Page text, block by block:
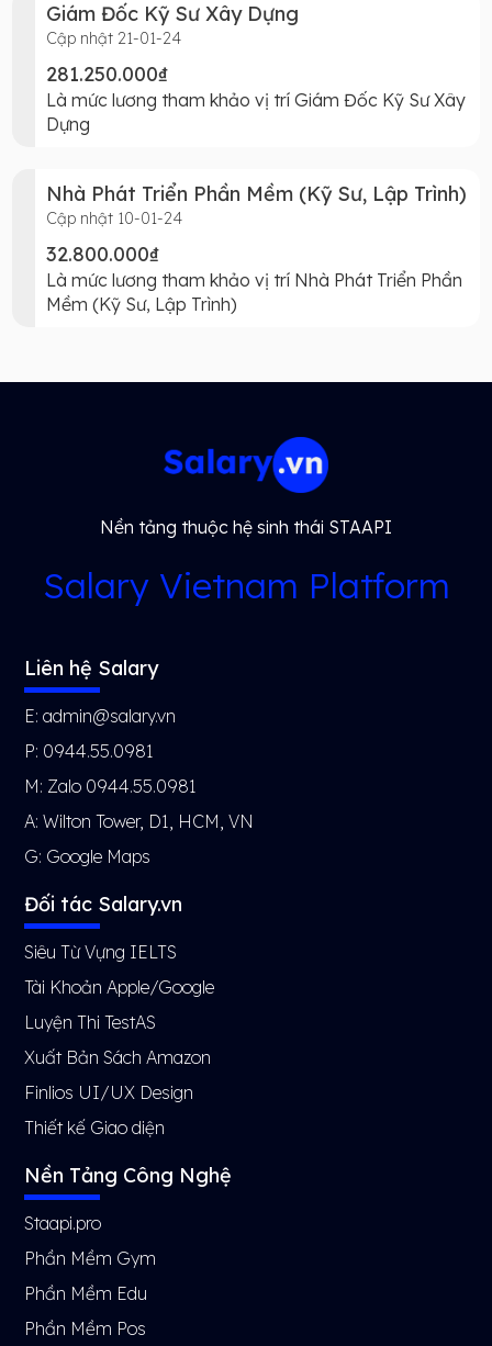
Giám Đốc Kỹ Sư Xây Dựng
Cập nhật 21-01-24
281.250.000₫
Là mức lương tham khảo vị trí Giám Đốc Kỹ Sư Xây
Dựng
Nhà Phát Triển Phần Mềm (Kỹ Sư, Lập Trình)
Cập nhật 10-01-24
32.800.000₫
Là mức lương tham khảo vị trí Nhà Phát Triển Phần
Mềm (Kỹ Sư, Lập Trình)
Nền tảng thuộc hệ sinh thái STAAPI
Salary Vietnam Platform
Liên hệ Salary
E: admin@salary.vn
P: 0944.55.0981
M: Zalo 0944.55.0981
A: Wilton Tower, D1, HCM, VN
G: Google Maps
Đối tác Salary.vn
Siêu Từ Vựng IELTS
Tài Khoản Apple/Google
Luyện Thi TestAS
Xuất Bản Sách Amazon
Finlios UI/UX Design
Thiết kế Giao diện
Nền Tảng Công Nghệ
Staapi.pro
Phần Mềm Gym
Phần Mềm Edu
Phần Mềm Pos